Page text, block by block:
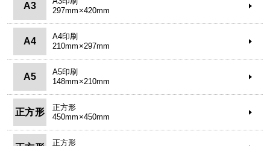
A3
297mm×420mm
A4
A4印刷
210mm×297mm
A5
A5印刷
148mm×210mm
正方形
正方形
450mm×450mm
正方形